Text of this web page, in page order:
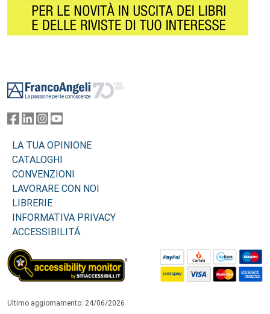
LA TUA OPINIONE
CATALOGHI
CONVENZIONI
LAVORARE CON NOI
LIBRERIE
INFORMATIVA PRIVACY
ACCESSIBILITÁ
Ultimo aggiornamento: 24/06/2026